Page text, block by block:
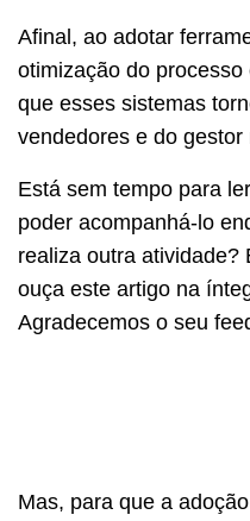
Afinal, ao adotar
otimização do
que esses sistemas
vendedores e do
Está sem tempo para ler o conteúdo? Gostaria de
poder acompanhá-lo
realiza outra atividade?
ouça este artigo na
Agradecemos o seu
Mas, para que a